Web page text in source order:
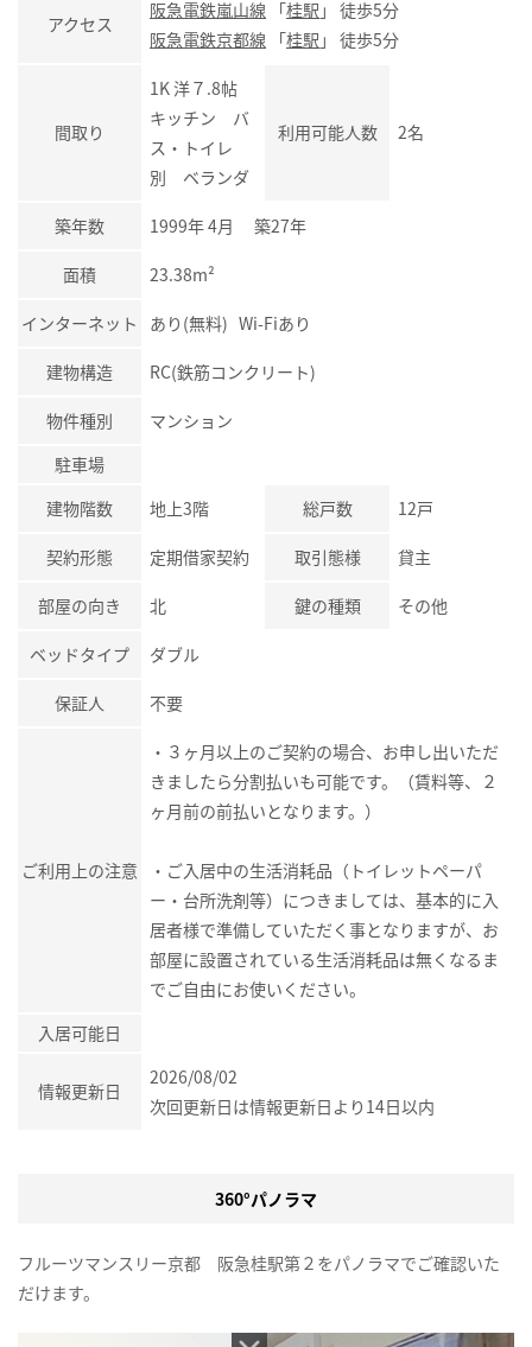
アクセス
阪急電鉄嵐山線 「桂駅 」 徒歩5分
阪急電鉄京都線 「桂駅 」 徒歩5分
間取り
1K 洋７.8帖
キッチン バ
ス・トイレ
別 ベランダ
利用可能人数 2名
築年数 1999年 4月 築27年
面積 23.38m²
インターネット あり(無料) Wi-Fiあり
建物構造 RC(鉄筋コンクリート)
物件種別
マンション
駐車場
建物階数
地上3階 総戸数 12戸
契約形態 定期借家契約 取引態様 貸主
部屋の向き 北 鍵の種類 その他
ベッドタイプ ダブル
保証人 不要
ご利用上の注意
・３ヶ月以上のご契約の場合、お申し出いただ
きましたら分割払いも可能です。（賃料等、２
ヶ月前の前払いとなります。）
・ご入居中の生活消耗品（トイレットペーパ
ー・台所洗剤等）につきましては、基本的に入
居者様で準備していただく事となりますが、お
部屋に設置されている生活消耗品は無くなるま
でご自由にお使いください。
入居可能日
情報更新日
2026/08/02
次回更新日は情報更新日より14日以内
360°パノラマ
フルーツマンスリー京都 阪急桂駅第２をパノラマでご確認いた
だけます。